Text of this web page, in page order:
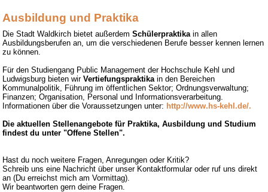
Ausbildung und Praktika
Die Stadt Waldkirch bietet außerdemSchülerpraktika in allen
Ausbildungsberufen an, um die verschiedenen Berufe besser kennen lernen
zu können.
Für den Studiengang Public Management der Hochschule Kehl und
Ludwigsburg bieten wirVertiefungspraktika in den Bereichen
Kommunalpolitik, Führung im öffentlichen Sektor; Ordnungsverwaltung;
Finanzen; Organisation, Personal und Informationsverarbeitung.
Informationen über die Voraussetzungen unter: http://www.hs-kehl.de/.
Die aktuellen Stellenangebote für Praktika, Ausbildung und Studium
findest du unter "Offene Stellen".
Hast du noch weitere Fragen, Anregungen oder Kritik?
Schreib uns eine Nachricht über unser Kontaktformular oder ruf uns direkt
an (Du erreichst mich am Vormittag).
Wir beantworten gern deine Fragen.